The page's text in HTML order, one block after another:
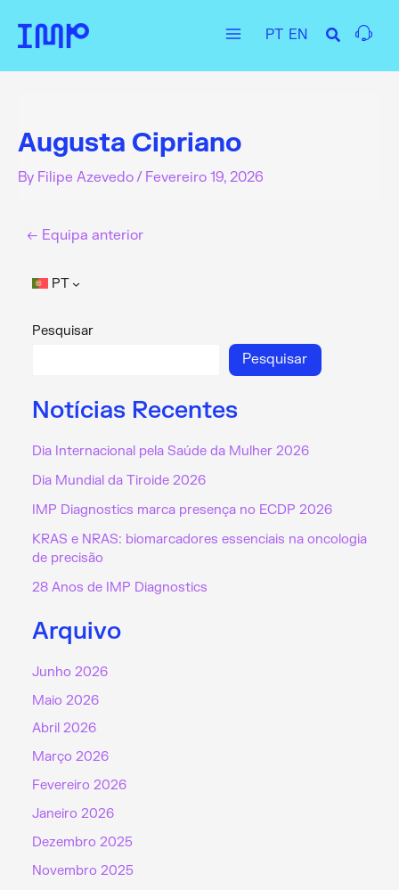
content
PT EN
Augusta Cipriano
By Filipe Azevedo/ Fevereiro 19, 2026
← Equipa anterior
PT
Pesquisar
Pesquisar
Notícias Recentes
Dia Internacional pela Saúde da Mulher 2026
Dia Mundial da Tiroide 2026
IMP Diagnostics marca presença no ECDP 2026
KRAS e NRAS: biomarcadores essenciais na oncologia
de precisão
28 Anos de IMP Diagnostics
Arquivo
Junho 2026
Maio 2026
Abril 2026
Março 2026
Fevereiro 2026
Janeiro 2026
Dezembro 2025
Novembro 2025